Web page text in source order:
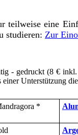
teilweise eine
studieren: Zur
- gedruckt (8 €
Unterstützung
*